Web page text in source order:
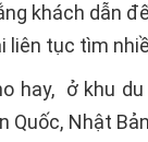
khách dẫn
liên tục tìm
hay, ở khu
Quốc, Nhật